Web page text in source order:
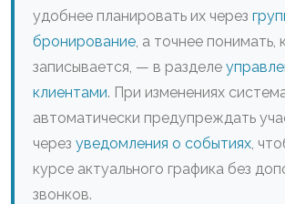
удобнее планировать их через
бронирование, а точнее понимать,
записывается, — в разделе
клиентами. При изменениях
автоматически предупреждать
через уведомления о событиях,
курсе актуального графика без
звонков.